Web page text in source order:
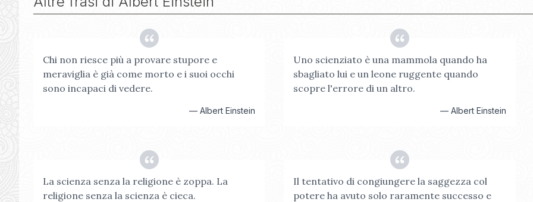
Chi non riesce più a provare stupore e
meraviglia è già come morto e i suoi occhi
sono incapaci di vedere.
—Albert Einstein
Uno scienziato è una mammola quando ha
sbagliato lui e un leone ruggente quando
scopre l'errore di un altro.
— Albert Einstein
La scienza senza la religione è zoppa. La
religione senza la scienza è cieca.
Il tentativo di congiungere la saggezza col
potere ha avuto solo raramente successo e